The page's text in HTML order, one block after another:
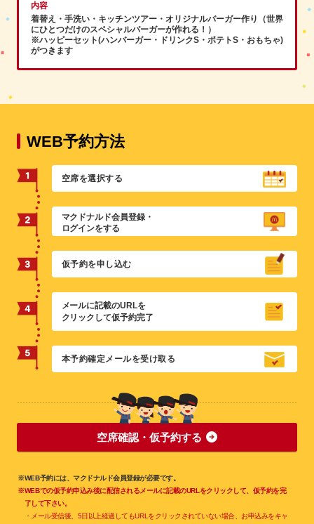
内容
着替え・手洗い・キッチンツアー・オリジナルバーガー作り（世界
にひとつだけのスペシャルバーガーが作れる！）
※ハッピーセット(ハンバーガー・ドリンクS・ポテトS・おもちゃ)
がつきます
WEB予約方法
空席を選択する
マクドナルド会員登録・
ログインをする
仮予約を申し込む
メールに記載のURLを
クリックして仮予約完了
本予約確定メールを受け取る
空席確認・仮予約する
※WEB予約には、マクドナルド会員登録が必要です。
※WEBでの仮予約申込み後に配信されるメールに記載のURLをクリックして、仮予約を完
了して下さい。
・メール受信後、5日以上経過してもURLをクリックされていない場合、お申込みをキャ